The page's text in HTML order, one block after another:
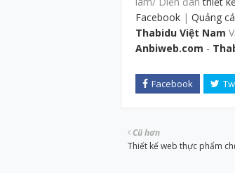
Facebook | Quảng
Thabidu Việt Nam
Anbiweb.com -
Cũ hơn
Thiết kế web thực phẩm